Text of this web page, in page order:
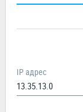
IP адрес